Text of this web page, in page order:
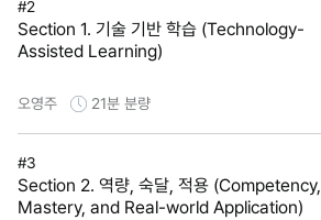
#2
Section 1. 기술 기반 학습 (Technology-
Assisted Learning)
오영주 21분 분량
#3
Section 2. 역량, 숙달, 적용 (Competency,
Mastery, and Real-world Application)